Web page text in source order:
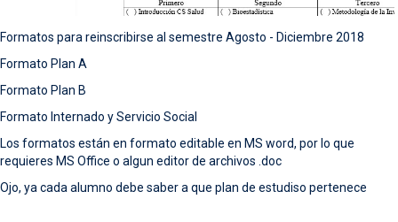
Formatos para reinscribirse al semestre Agosto - Diciembre 2018
Formato Plan A
Formato Plan B
Formato Internado y Servicio Social
Los formatos están en formato editable en MS word, por lo que
requieres MS Office o algun editor de archivos .doc
Ojo, ya cada alumno debe saber a que plan de estudiso pertenece